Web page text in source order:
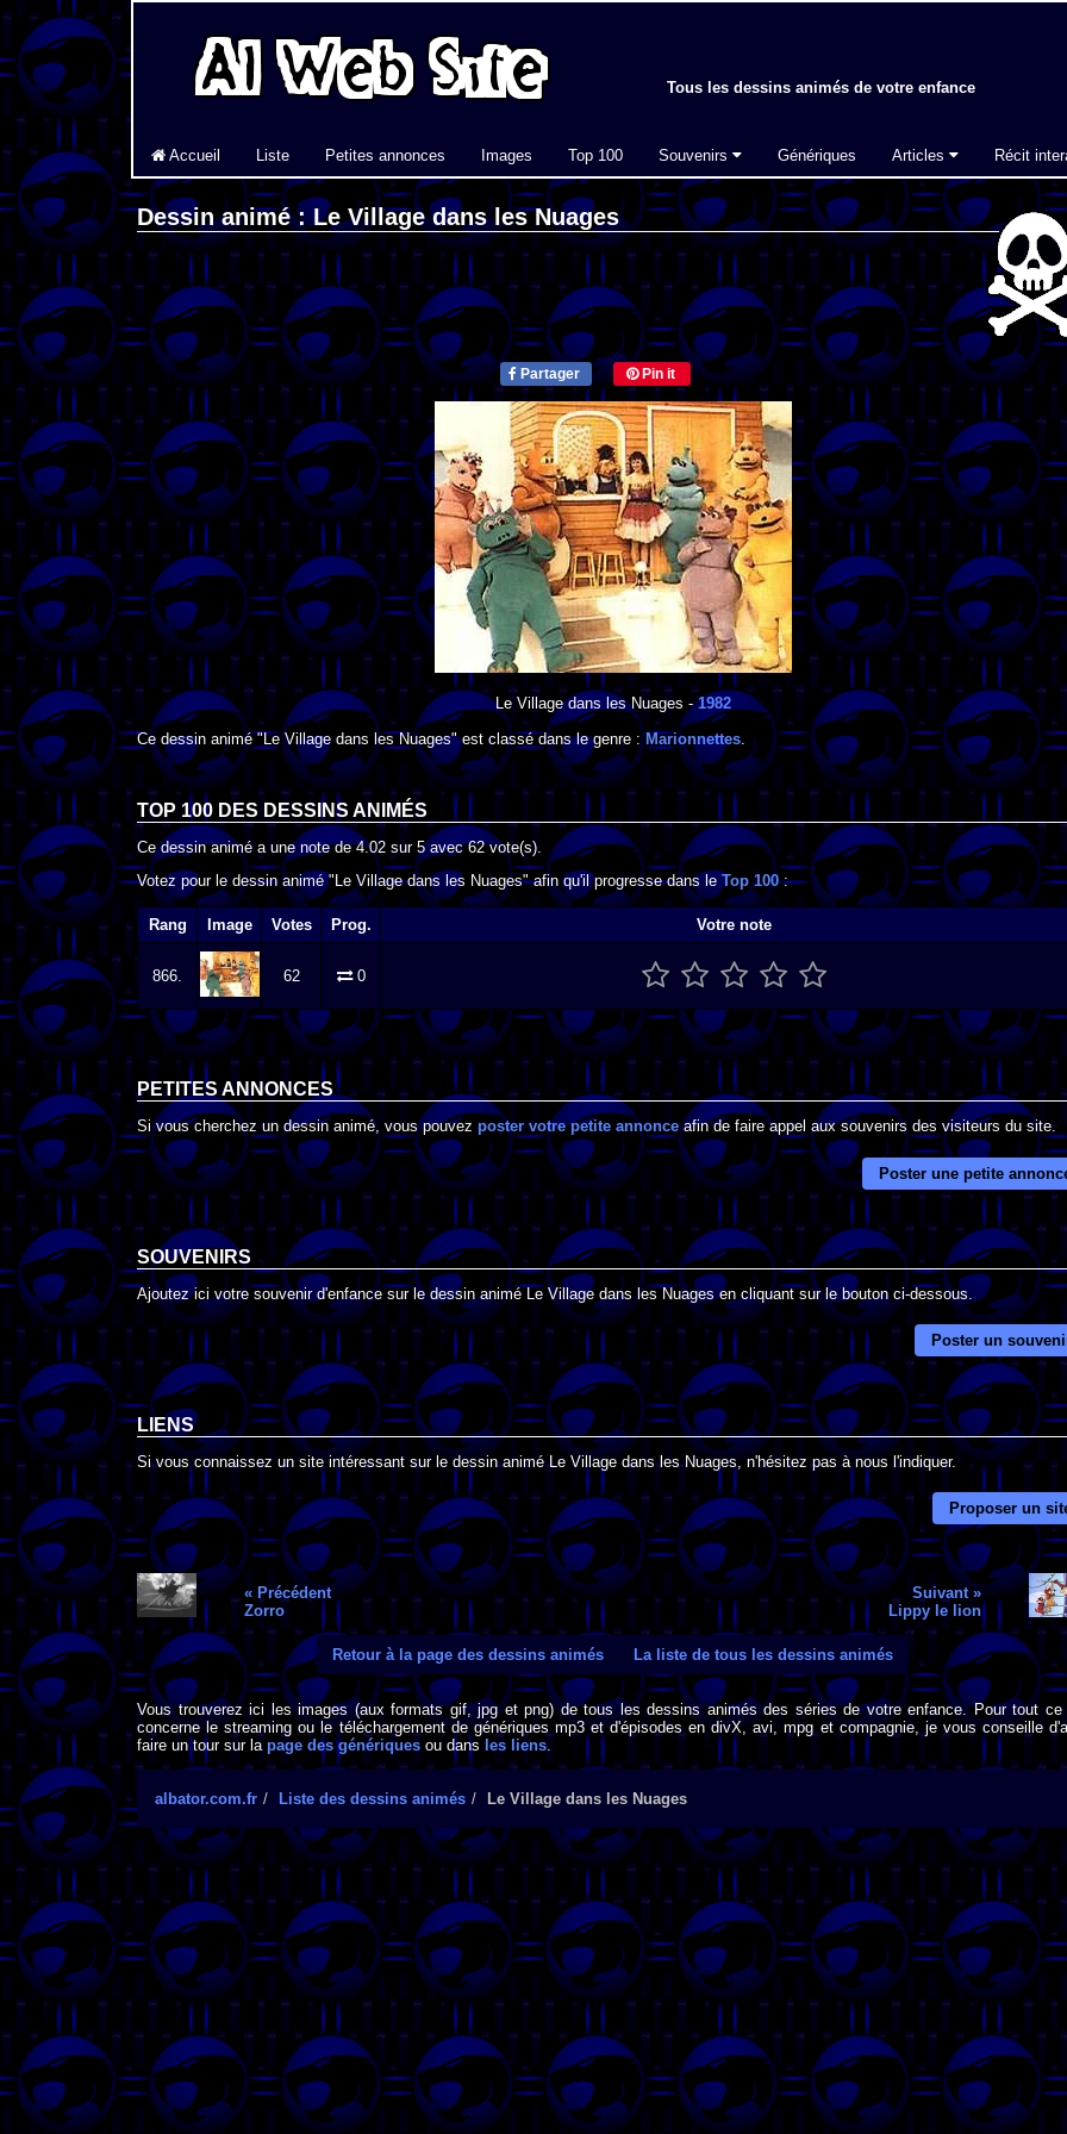
Tous les dessins animés de votre enfance
Accueil Liste Petites annonces Images Top 100 Souvenirs Génériques Articles Récit
Dessin animé : Le Village dans les Nuages
Partager Pin it
Le Village dans les Nuages -1982
Ce dessin animé "Le Village dans les Nuages" est classé dans le genre : Marionnettes.
TOP 100 DES DESSINS ANIMÉS
Ce dessin animé a une note de4.02 sur 5avec62vote(s).
Votez pour le dessin animé "Le Village dans les Nuages" afin qu'il progresse dans le Top 100:
Rang Image Votes Prog. Votre note
866. 62 0
PETITES ANNONCES
Si vous cherchez un dessin animé, vous pouvez poster votre petite annonceafin de faire appel aux souvenirs des visiteurs du site.
Poster une petite
SOUVENIRS
Ajoutez ici votre souvenir d'enfance sur le dessin animé Le Village dans les Nuages en cliquant sur le bouton ci-dessous.
Poster un
LIENS
Si vous connaissez un site intéressant sur le dessin animé Le Village dans les Nuages, n'hésitez pas à nous l'indiquer.
Proposer un
« Précédent
Zorro
Suivant »
Lippy le lion
Retour à la page des dessins animés La liste de tous les dessins animés
Vous trouverez ici les images (aux formats gif, jpg et png) de tous les dessins animés des séries de votre enfance. Pour tout ce
concerne le streaming ou le téléchargement de génériques mp3 et d'épisodes en divX, avi, mpg et compagnie, je vous conseille
faire un tour sur la page des génériques ou dans les liens
albator.com.fr Liste des dessins animés Le Village dans les Nuages